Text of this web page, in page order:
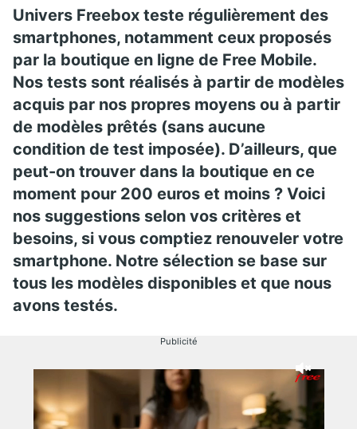
Univers Freebox teste régulièrement des
smartphones, notamment ceux proposés
par la boutique en ligne de Free Mobile.
Nos tests sont réalisés à partir de modèles
acquis par nos propres moyens ou à partir
de modèles prêtés (sans aucune
condition de test imposée). D’ailleurs, que
peut-on trouver dans la boutique en ce
moment pour 200 euros et moins ? Voici
nos suggestions selon vos critères et
besoins, si vous comptiez renouveler votre
smartphone. Notre sélection se base sur
tous les modèles disponibles et que nous
avons testés.
Publicité